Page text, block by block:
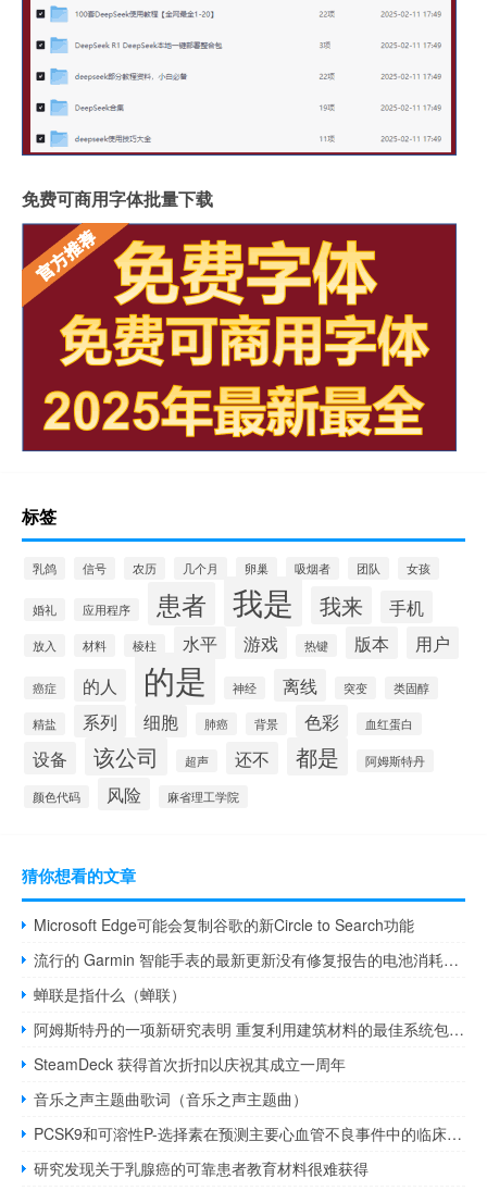
免费可商用字体批量下载
标签
乳鸽 信号 农历 几个月 卵巢 吸烟者 团队 女孩
婚礼 应用程序 患者 我是 我来 手机
放入 材料 棱柱 水平 游戏 热键 版本 用户
癌症 的人 的是 神经 离线 突变 类固醇
精盐 系列 细胞 肺癌 背景 色彩 血红蛋白
设备 该公司 超声 还不 都是 阿姆斯特丹
颜色代码 风险 麻省理工学院
猜你想看的文章
Microsoft Edge可能会复制谷歌的新Circle to Search功能
流行的 Garmin 智能手表的最新更新没有修复报告的电池消耗问题
蝉联是指什么（蝉联）
阿姆斯特丹的一项新研究表明 重复利用建筑材料的最佳系统包括本地存储
SteamDeck 获得首次折扣以庆祝其成立一周年
音乐之声主题曲歌词（音乐之声主题曲）
PCSK9和可溶性P-选择素在预测主要心血管不良事件中的临床意义
研究发现关于乳腺癌的可靠患者教育材料很难获得